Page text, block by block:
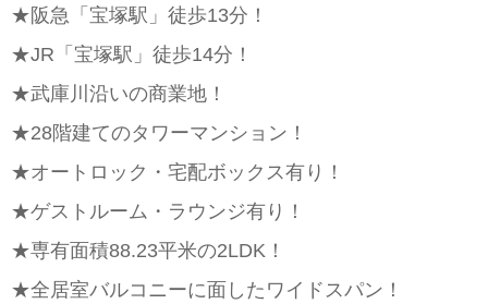
★阪急「宝塚駅」徒歩13分！
★JR「宝塚駅」徒歩14分！
★武庫川沿いの商業地！
★28階建てのタワーマンション！
★オートロック・宅配ボックス有り！
★ゲストルーム・ラウンジ有り！
★専有面積88.23平米の2LDK！
★全居室バルコニーに面したワイドスパン！